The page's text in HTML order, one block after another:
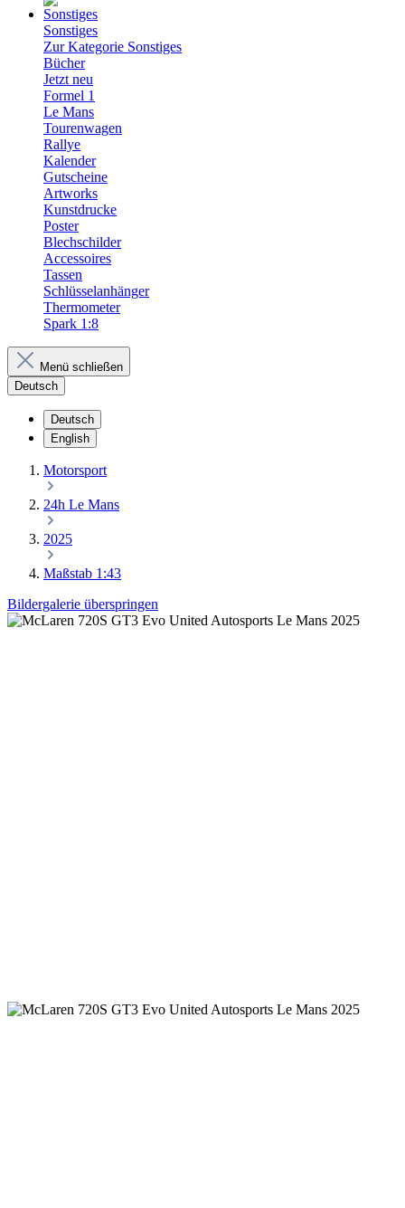
Sonstiges
Zur Kategorie Sonstiges
Bücher
Jetzt neu
Formel 1
Le Mans
Tourenwagen
Rallye
Kalender
Gutscheine
Artworks
Kunstdrucke
Poster
Blechschilder
Accessoires
Tassen
Schlüsselanhänger
Thermometer
Spark 1:8
Menü schließen
Deutsch
Deutsch
English
Motorsport
24h Le Mans
2025
Maßstab 1:43
Bildergalerie überspringen